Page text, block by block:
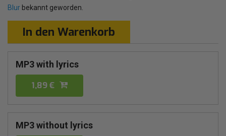
Blur bekannt geworden.
In den Warenkorb
MP3 with lyrics
1,89 €
MP3 without lyrics